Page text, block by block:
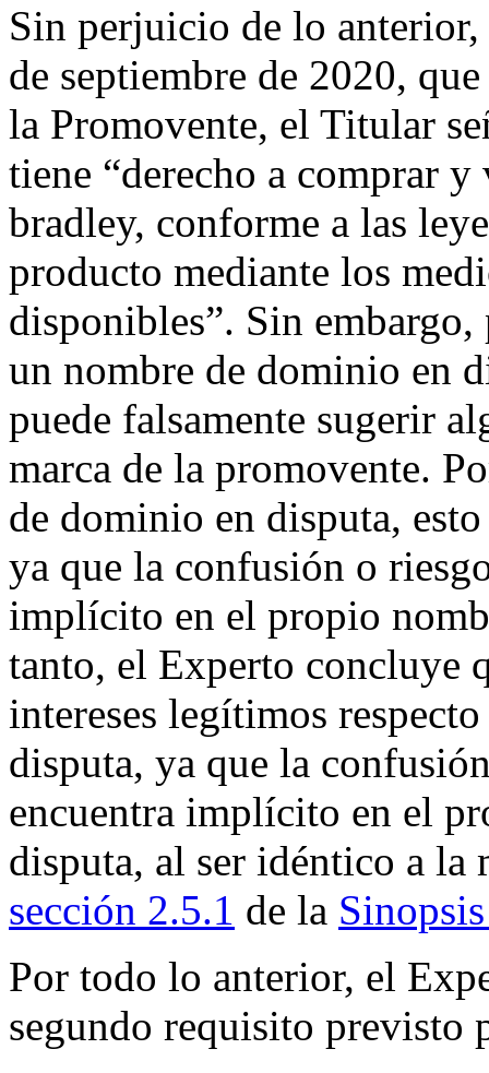
Sin perjuicio de lo
de septiembre de 2020,
la Promovente, el Titular
tiene “derecho a comprar
bradley, conforme a las
producto mediante los
disponibles”. Sin
un nombre de dominio en
puede falsamente sugerir
marca de la promovente.
de dominio en disputa,
ya que la confusión o
implícito en el propio
tanto, el Experto concluye
intereses legítimos
disputa, ya que la
encuentra implícito en el
disputa, al ser idéntico a
sección 2.5.1 de la
Por todo lo anterior, el
segundo requisito previsto